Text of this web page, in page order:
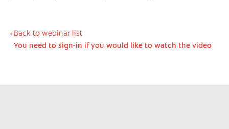
Back to webinar list
You need to sign-in if you would like to watch the video